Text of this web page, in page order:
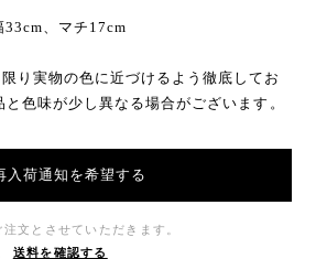
、マチ17cm
り実物の色に近づけるよう徹底してお
色味が少し異なる場合がございます。
入荷通知を希望する
文とさせていただきます。
送料を確認する